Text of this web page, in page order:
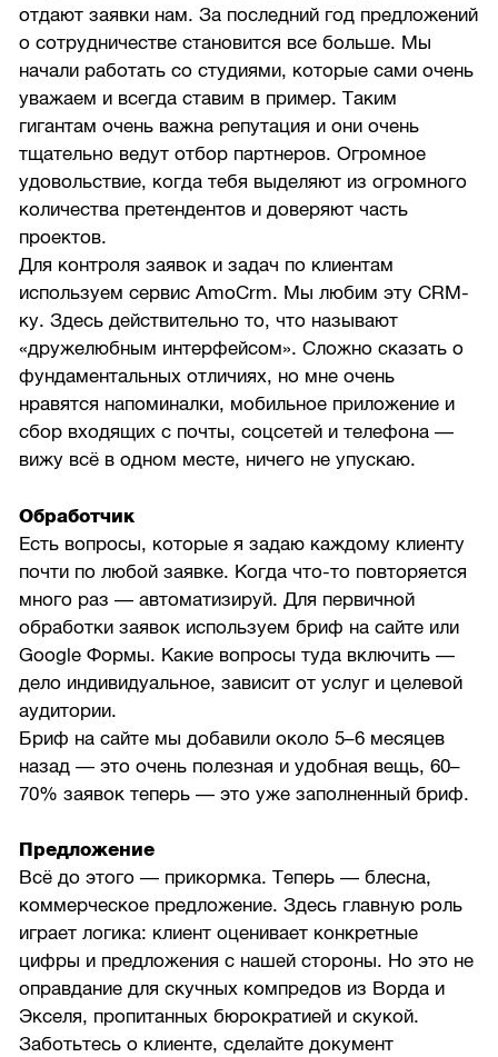
отдают заявки нам. За последний год предложений
о сотрудничестве становится все больше. Мы
начали работать со студиями, которые сами очень
уважаем и всегда ставим в пример. Таким
гигантам очень важна репутация и они очень
тщательно ведут отбор партнеров. Огромное
удовольствие, когда тебя выделяют из огромного
количества претендентов и доверяют часть
проектов.
Для контроля заявок и задач по клиентам
используем сервис AmoCrm. Мы любим эту CRM-
ку. Здесь действительно то, что называют
«дружелюбным интерфейсом». Сложно сказать о
фундаментальных отличиях, но мне очень
нравятся напоминалки, мобильное приложение и
сбор входящих с почты, соцсетей и телефона —
вижу всё в одном месте, ничего не упускаю.
Обработчик
Есть вопросы, которые я задаю каждому клиенту
почти по любой заявке. Когда что-то повторяется
много раз — автоматизируй. Для первичной
обработки заявок используем бриф на сайте или
Google Формы. Какие вопросы туда включить —
дело индивидуальное, зависит от услуг и целевой
аудитории.
Бриф на сайте мы добавили около 5–6 месяцев
назад — это очень полезная и удобная вещь, 60–
70% заявок теперь — это уже заполненный бриф.
Предложение
Всё до этого — прикормка. Теперь — блесна,
коммерческое предложение. Здесь главную роль
играет логика: клиент оценивает конкретные
цифры и предложения с нашей стороны. Но это не
оправдание для скучных компредов из Ворда и
Экселя, пропитанных бюрократией и скукой.
Заботьтесь о клиенте, сделайте документ